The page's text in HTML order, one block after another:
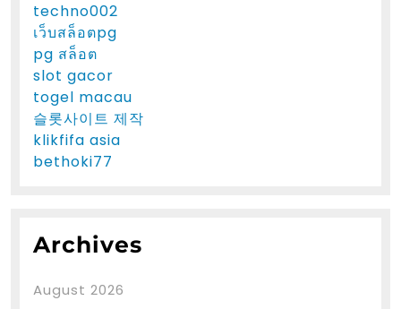
techno002
เว็บสล็อตpg
pg สล็อต
slot gacor
togel macau
슬롯사이트 제작
klikfifa asia
bethoki77
Archives
August 2026